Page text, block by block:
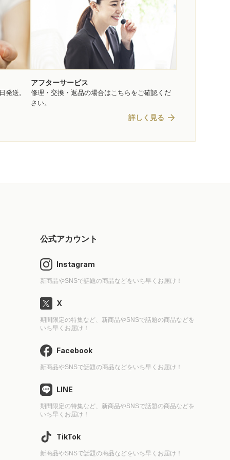
発送。
アフターサービス
修理・交換・返品の場合はこちらをご確認くだ
さい。
詳しく見る arrow_forward
公式アカウント
Instagram
新商品やSNSで話題の商品などをいち早くお届け！
X
期間限定の特集など、新商品やSNSで話題の商品などを
いち早くお届け！
Facebook
新商品やSNSで話題の商品などをいち早くお届け！
LINE
期間限定の特集など、新商品やSNSで話題の商品などを
いち早くお届け！
TikTok
新商品やSNSで話題の商品などをいち早くお届け！